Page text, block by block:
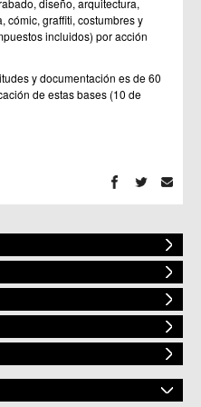
diseño, arquitectura,
cómic, graffiti, costumbres y
incluidos) por acción
y documentación es de 60
de estas bases (10 de